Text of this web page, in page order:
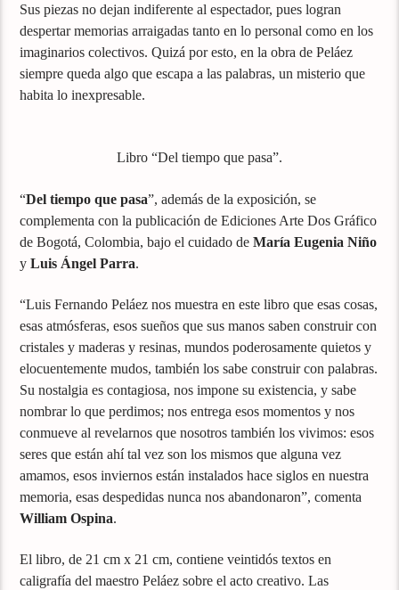
Sus piezas no dejan indiferente al espectador, pues logran
despertar memorias arraigadas tanto en lo personal como en los
imaginarios colectivos. Quizá por esto, en la obra de Peláez
siempre queda algo que escapa a las palabras, un misterio que
habita lo inexpresable.
Libro “Del tiempo que pasa”.
“Del tiempo que pasa”, además de la exposición, se
complementa con la publicación de Ediciones Arte Dos Gráfico
de Bogotá, Colombia, bajo el cuidado deMaría Eugenia Niño
yLuis Ángel Parra.
“Luis Fernando Peláez nos muestra en este libro que esas cosas,
esas atmósferas, esos sueños que sus manos saben construir con
cristales y maderas y resinas, mundos poderosamente quietos y
elocuentemente mudos, también los sabe construir con palabras.
Su nostalgia es contagiosa, nos impone su existencia, y sabe
nombrar lo que perdimos; nos entrega esos momentos y nos
conmueve al revelarnos que nosotros también los vivimos: esos
seres que están ahí tal vez son los mismos que alguna vez
amamos, esos inviernos están instalados hace siglos en nuestra
memoria, esas despedidas nunca nos abandonaron”, comenta
William Ospina.
El libro, de 21 cm x 21 cm, contiene veintidós textos en
caligrafía del maestro Peláez sobre el acto creativo. Las